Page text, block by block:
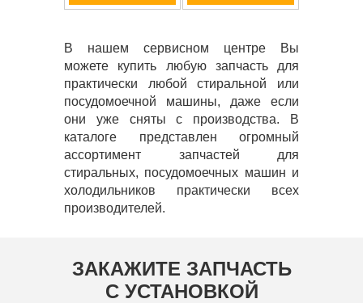
В нашем сервисном центре Вы
можете купить любую запчасть для
практически любой стиральной или
посудомоечной машины, даже если
они уже сняты с производства. В
каталоге представлен огромный
ассортимент запчастей для
стиральных, посудомоечных машин и
холодильников практически всех
производителей.
ЗАКАЖИТЕ ЗАПЧАСТЬ
С УСТАНОВКОЙ